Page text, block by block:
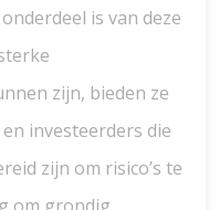
is van deze
zijn, bieden ze
investeerders die
zijn om risico’s te